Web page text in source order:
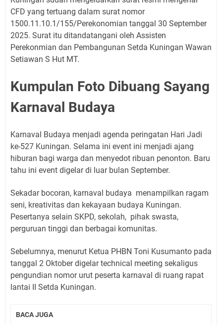
CFD yang tertuang dalam surat nomor
1500.11.10.1/155/Perekonomian tanggal 30 September
2025. Surat itu ditandatangani oleh Assisten
Perekonmian dan Pembangunan Setda Kuningan Wawan
Setiawan S Hut MT.
Kumpulan Foto Dibuang Sayang
Karnaval Budaya
Karnaval Budaya menjadi agenda peringatan Hari Jadi
ke-527 Kuningan. Selama ini event ini menjadi ajang
hiburan bagi warga dan menyedot ribuan penonton. Baru
tahu ini event digelar di luar bulan September.
Sekadar bocoran, karnaval budaya menampilkan ragam
seni, kreativitas dan kekayaan budaya Kuningan.
Pesertanya selain SKPD, sekolah, pihak swasta,
perguruan tinggi dan berbagai komunitas.
Sebelumnya, menurut Ketua PHBN Toni Kusumanto pada
tanggal 2 Oktober digelar technical meeting sekaligus
pengundian nomor urut peserta karnaval di ruang rapat
lantai II Setda Kuningan.
BACA JUGA